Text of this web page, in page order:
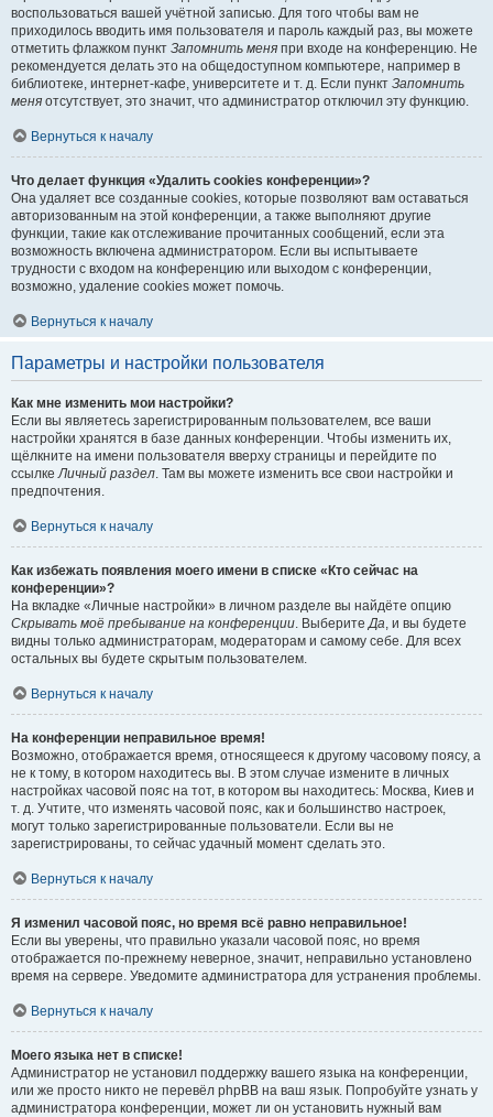
воспользоваться вашей учётной записью. Для того чтобы вам не
приходилось вводить имя пользователя и пароль каждый раз, вы можете
отметить флажком пункт Запомнить меня при входе на конференцию. Не
рекомендуется делать это на общедоступном компьютере, например в
библиотеке, интернет-кафе, университете и т. д. Если пункт Запомнить
меня отсутствует, это значит, что администратор отключил эту функцию.
Вернуться к началу
Что делает функция «Удалить cookies конференции»?
Она удаляет все созданные cookies, которые позволяют вам оставаться
авторизованным на этой конференции, а также выполняют другие
функции, такие как отслеживание прочитанных сообщений, если эта
возможность включена администратором. Если вы испытываете
трудности с входом на конференцию или выходом с конференции,
возможно, удаление cookies может помочь.
Вернуться к началу
Параметры и настройки пользователя
Как мне изменить мои настройки?
Если вы являетесь зарегистрированным пользователем, все ваши
настройки хранятся в базе данных конференции. Чтобы изменить их,
щёлкните на имени пользователя вверху страницы и перейдите по
ссылкеЛичный раздел. Там вы можете изменить все свои настройки и
предпочтения.
Вернуться к началу
Как избежать появления моего имени в списке «Кто сейчас на
конференции»?
На вкладке «Личные настройки» в личном разделе вы найдёте опцию
Скрывать моё пребывание на конференции. ВыберитеДа, и вы будете
видны только администраторам, модераторам и самому себе. Для всех
остальных вы будете скрытым пользователем.
Вернуться к началу
На конференции неправильное время!
Возможно, отображается время, относящееся к другому часовому поясу, а
не к тому, в котором находитесь вы. В этом случае измените в личных
настройках часовой пояс на тот, в котором вы находитесь: Москва, Киев и
т. д. Учтите, что изменять часовой пояс, как и большинство настроек,
могут только зарегистрированные пользователи. Если вы не
зарегистрированы, то сейчас удачный момент сделать это.
Вернуться к началу
Я изменил часовой пояс, но время всё равно неправильное!
Если вы уверены, что правильно указали часовой пояс, но время
отображается по-прежнему неверное, значит, неправильно установлено
время на сервере. Уведомите администратора для устранения проблемы.
Вернуться к началу
Моего языка нет в списке!
Администратор не установил поддержку вашего языка на конференции,
или же просто никто не перевёл phpBB на ваш язык. Попробуйте узнать у
администратора конференции, может ли он установить нужный вам